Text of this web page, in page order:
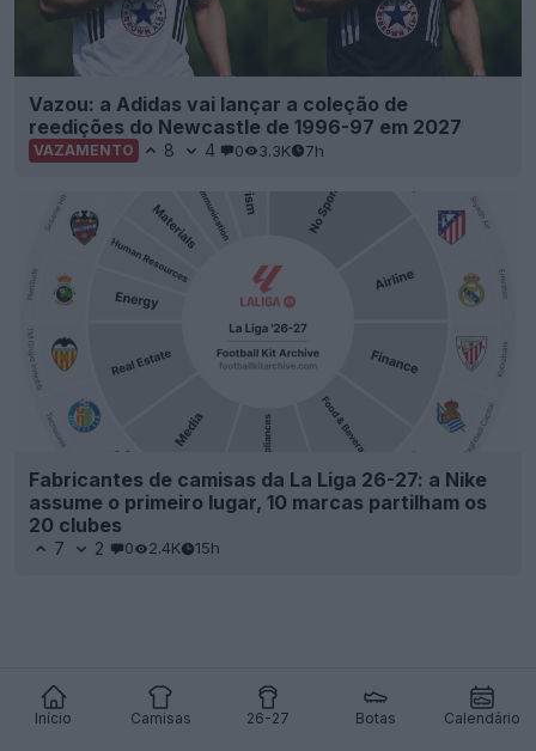
Início Camisas 26-27 Botas Calendário
Vazou: a Adidas vai lançar a coleção de
reedições do Newcastle de 1996-97 em 2027
VAZAMENTO 8 4 0 3.3K 7h
Fabricantes de camisas da La Liga 26-27: a Nike
assume o primeiro lugar, 10 marcas partilham os
20 clubes
7 2 0 2.4K 15h